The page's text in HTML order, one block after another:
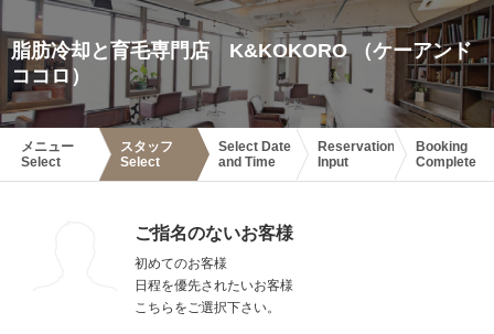
脂肪冷却と育毛専門店 K&KOKORO （ケーアンド
ココロ）
メニュー
Select
スタッフ
Select
Select Date
and Time
Reservation
Input
Booking
Complete
ご指名のないお客様
初めてのお客様
日程を優先されたいお客様
こちらをご選択下さい。